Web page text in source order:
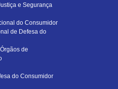
e Segurança
do Consumidor
de Defesa do
de
do Consumidor